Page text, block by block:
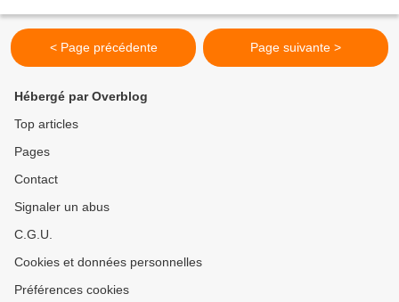
< Page précédente Page suivante >
Hébergé par Overblog
Top articles
Pages
Contact
Signaler un abus
C.G.U.
Cookies et données personnelles
Préférences cookies